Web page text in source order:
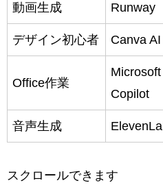
動画生成 Runway
デザイン初心者 Canva AI
Office作業
Microsoft
Copilot
音声生成
スクロールできます